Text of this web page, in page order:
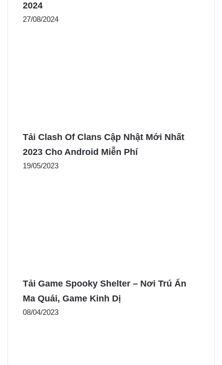
2024
27/08/2024
Tải Clash Of Clans Cập Nhật Mới Nhất
2023 Cho Android Miễn Phí
19/05/2023
Tải Game Spooky Shelter – Nơi Trú Ẩn
Ma Quái, Game Kinh Dị
08/04/2023